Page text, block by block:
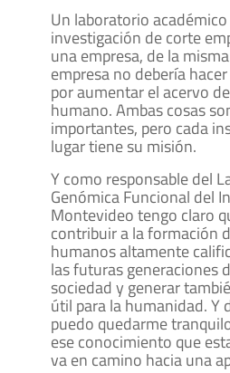
Un laboratorio
investigación de corte
una empresa, de la
empresa no debería
por aumentar el acervo
humano. Ambas cosas
importantes, pero cada
lugar tiene su misión.
Y como responsable del
Genómica Funcional del
Montevideo tengo claro
contribuir a la formación
humanos altamente
las futuras generaciones
sociedad y generar
útil para la humanidad. Y
puedo quedarme
ese conocimiento que
va en camino hacia una